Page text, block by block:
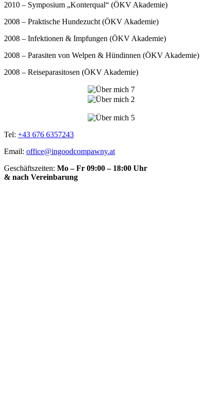
2010 – Symposium „Konterqual“ (ÖKV Akademie)
2008 – Praktische Hundezucht (ÖKV Akademie)
2008 – Infektionen & Impfungen (ÖKV Akademie)
2008 – Parasiten von Welpen & Hündinnen (ÖKV Akademie)
2008 – Reiseparasitosen (ÖKV Akademie)
Tel: +43 676 6357243
Email: office@ingoodcompawny.at
Geschäftszeiten: Mo – Fr 09:00 – 18:00 Uhr
& nach Vereinbarung